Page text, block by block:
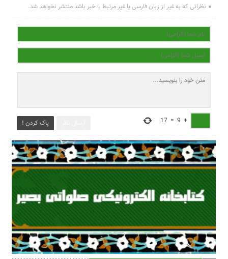
نظراتی که به غیر از زبان فارسی یا غیر مرتبط با خبر باشد منتشر نخواهد شد.
پاک کردن ! +
9
=
17